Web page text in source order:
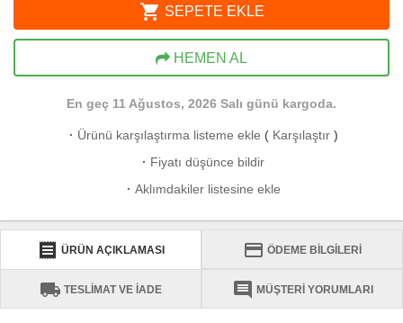
shopping_cart SEPETE EKLE
HEMEN AL
En geç 11 Ağustos, 2026 Salı günü kargoda.
· Ürünü karşılaştırma listeme ekle ( Karşılaştır)
· Fiyatı düşünce bildir
· Aklımdakiler listesine ekle
receipt ÜRÜN AÇIKLAMASI credit_card ÖDEME BİLGİLERİ
local_shipping TESLİMAT VE İADE comment MÜŞTERİ YORUMLARI